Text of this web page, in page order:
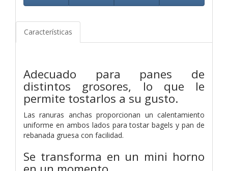
Características
Adecuado para panes de
distintos grosores, lo que le
permite tostarlos a su gusto.
Las ranuras anchas proporcionan un calentamiento
uniforme en ambos lados para tostar bagels y pan de
rebanada gruesa con facilidad.
Se transforma en un mini horno